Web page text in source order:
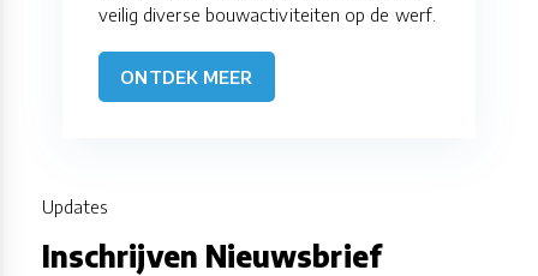
veilig diverse bouwactiviteiten op de werf.
ONTDEK MEER
Updates
Inschrijven Nieuwsbrief